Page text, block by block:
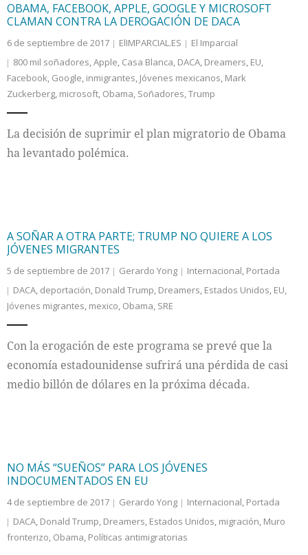
OBAMA, FACEBOOK, APPLE, GOOGLE Y MICROSOFT
CLAMAN CONTRA LA DEROGACIÓN DE DACA
6 de septiembre de 2017 ElIMPARCIAL.ES
El Imparcial
800 mil soñadores,Apple, Casa Blanca, DACA, Dreamers, EU,
Facebook, Google, inmigrantes, Jóvenes mexicanos, Mark
Zuckerberg, microsoft, Obama, Soñadores,Trump
La decisión de suprimir el plan migratorio de Obama
ha levantado polémica.
A SOÑAR A OTRA PARTE; TRUMP NO QUIERE A LOS
JÓVENES MIGRANTES
5 de septiembre de 2017 Gerardo Yong Internacional, Portada
DACA, deportación, Donald Trump, Dreamers, Estados Unidos, EU,
Jóvenes migrantes, mexico, Obama, SRE
Con la erogación de este programa se prevé que la
economía estadounidense sufrirá una pérdida de casi
medio billón de dólares en la próxima década.
NO MÁS “SUEÑOS” PARA LOS JÓVENES
INDOCUMENTADOS EN EU
4 de septiembre de 2017 Gerardo Yong Internacional, Portada
DACA, Donald Trump, Dreamers, Estados Unidos, migración, Muro
fronterizo, Obama, Políticas antimigratorias